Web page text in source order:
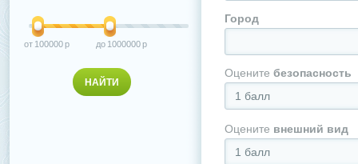
100000 1000000
Город
Оцените безопасность
1 балл
Оцените внешний вид
1 балл